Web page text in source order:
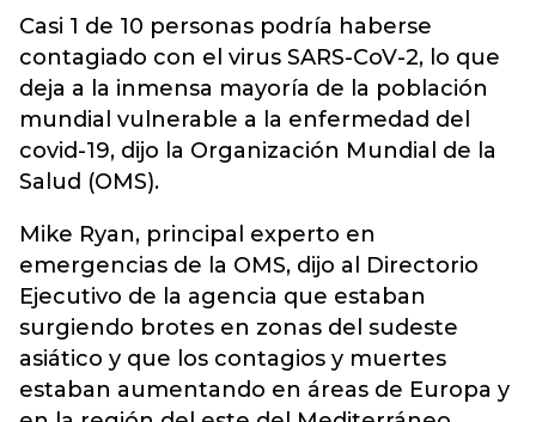
Casi 1 de 10 personas podría haberse
contagiado con el virus SARS-CoV-2, lo que
deja a la inmensa mayoría de la población
mundial vulnerable a la enfermedad del
covid-19, dijo la Organización Mundial de la
Salud (OMS).
Mike Ryan, principal experto en
emergencias de la OMS, dijo al Directorio
Ejecutivo de la agencia que estaban
surgiendo brotes en zonas del sudeste
asiático y que los contagios y muertes
estaban aumentando en áreas de Europa y